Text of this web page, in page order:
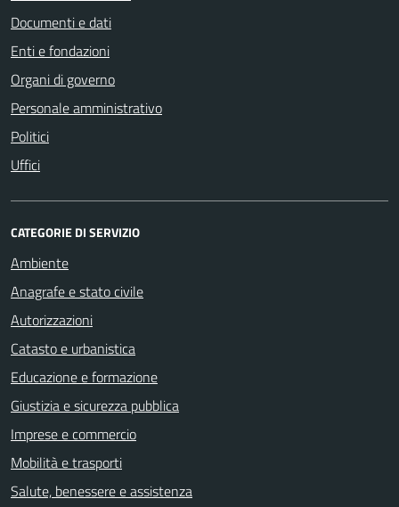
Documenti e dati
Enti e fondazioni
Organi di governo
Personale amministrativo
Politici
Uffici
CATEGORIE DI SERVIZIO
Ambiente
Anagrafe e stato civile
Autorizzazioni
Catasto e urbanistica
Educazione e formazione
Giustizia e sicurezza pubblica
Imprese e commercio
Mobilità e trasporti
Salute, benessere e assistenza